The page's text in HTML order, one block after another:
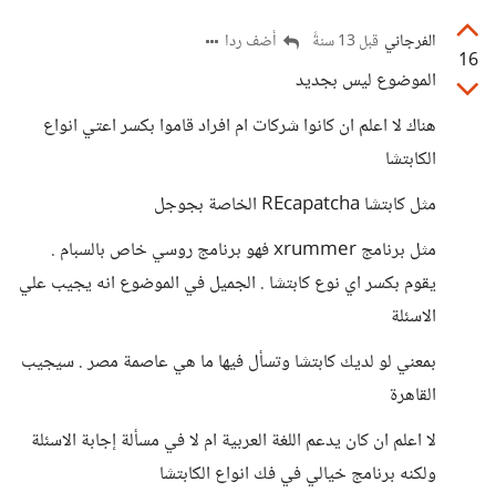
16
الفرجاني قبل 13 سنةً أضف ردا
الموضوع ليس بجديد
هناك لا اعلم ان كانوا شركات ام افراد قاموا بكسر اعتي انواع
الكابتشا
مثل كابتشا REcapatcha الخاصة بجوجل
مثل برنامج xrummer فهو برنامج روسي خاص بالسبام .
يقوم بكسر اي نوع كابتشا . الجميل في الموضوع انه يجيب علي
الاسئلة
بمعني لو لديك كابتشا وتسأل فيها ما هي عاصمة مصر . سيجيب
القاهرة
لا اعلم ان كان يدعم اللغة العربية ام لا في مسألة إجابة الاسئلة
ولكنه برنامج خيالي في فك انواع الكابتشا